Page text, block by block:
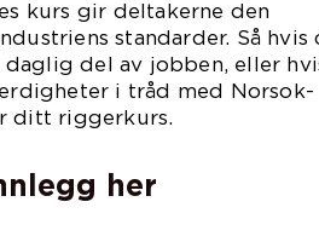
kurs gir deltakerne den
standarder. Så hvis
del av jobben, eller
i tråd med Norsok-
ditt riggerkurs.
her